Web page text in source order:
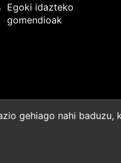
Egoki idazteko
gomendioak
gehiago nahi baduzu,